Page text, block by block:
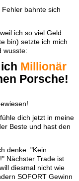
bahnte sich
ich so viel Geld
bin) setzte ich mich
wusste:
Millionär
Porsche!
dich jetzt in meine
Beste und hast den
denke: "Kein
Nächster Trade ist
diesmal nicht wie
SOFORT Gewinn